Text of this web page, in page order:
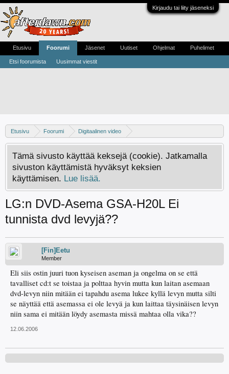
Kirjaudu tai liity jäseneksi
Etusivu Foorumi
Digitaalinen video
Yleistä keskustelua digitaalisesta videosta
DVD-R -keskustelu
Tämä sivusto käyttää keksejä (cookie). Jatkamalla
sivuston käyttämistä hyväksyt keksien
käyttämisen. Lue lisää.
LG:n DVD-Asema GSA-H20L Ei
tunnista dvd levyjä??
[Fin]Eetu
Member
Eli siis ostin juuri tuon kyseisen aseman ja ongelma on se että
tavalliset cd:t se toistaa ja polttaa hyvin mutta kun laitan asemaan
dvd-levyn niin mitään ei tapahdu asema lukee kyllä levyn mutta silti
se näyttää että asemassa ei ole levyä ja kun laittaa täysinäisen levyn
niin sama ei mitään löydy asemasta missä mahtaa olla vika??
12.06.2006
Etusivu Foorumi
Etsi foorumista Uusimmat viestit
Jäsenet Uutiset Ohjelmat Puhelimet